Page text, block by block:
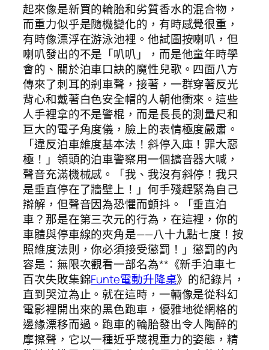
起來像是新買的輪胎和劣質香水的混合物，
而重力似乎是隨機變化的，有時感覺很重，
有時像漂浮在游泳池裡。他試圖按喇叭，但
喇叭發出的不是「叭叭」，而是他童年時學
會的、關於泊車口訣的魔性兒歌。四面八方
傳來了刺耳的剎車聲，接著，一群穿著反光
背心和戴著白色安全帽的人朝他衝來。這些
人手裡拿的不是警棍，而是長長的測量尺和
巨大的電子角度儀，臉上的表情極度嚴肅。
「違反泊車維度基本法！斜停入庫！罪大惡
極！」領頭的泊車警察用一個擴音器大喊，
聲音充滿機械感。「我、我沒有斜停！我只
是垂直停在了牆壁上！」何手殘趕緊為自己
辯解，但聲音因為恐懼而顫抖。「垂直泊
車？那是在第三次元的行為，在這裡，你的
車體與停車線的夾角是——八十九點七度！按
照維度法則，你必須接受懲罰！」懲罰的內
容是：無限次觀看一部名為**《新手泊車七
百次失敗集錦Funte電動升降桌》的紀錄片，
直到哭泣為止。就在這時，一輛像是從科幻
電影裡開出來的黑色跑車，優雅地從網格的
邊緣漂移而過。跑車的輪胎發出令人陶醉的
摩擦聲，它以一種近乎蔑視重力的姿態，精